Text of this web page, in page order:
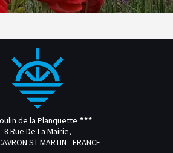
de la Planquette
8 Rue De La Mairie,
ST MARTIN - FRANCE